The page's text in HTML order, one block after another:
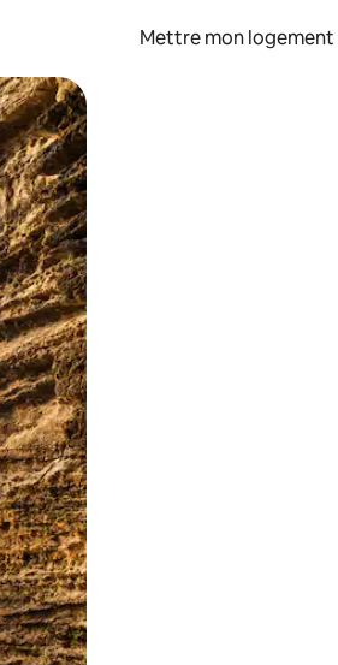
Mettre mon logement
glisser.